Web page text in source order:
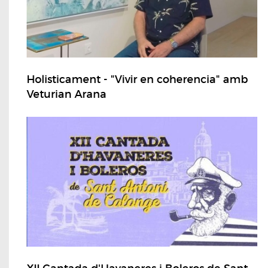
Holisticament - "Vivir en coherencia" amb
Veturian Arana